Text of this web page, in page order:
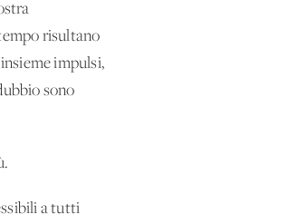
risultano
impulsi,
sono
a tutti